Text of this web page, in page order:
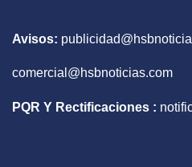
Avisos:
comercial@hsbnoticias.com
PQR Y Rectificaciones :